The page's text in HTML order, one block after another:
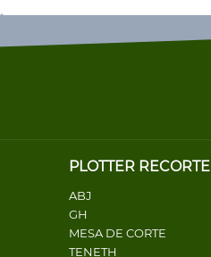
PLOTTER RECORTE
ABJ
GH
MESA DE CORTE
TENETH